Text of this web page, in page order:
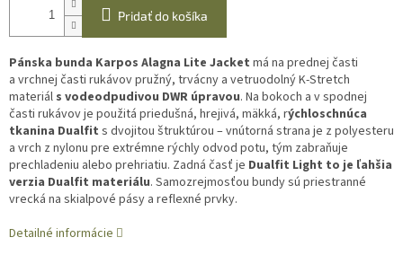
Pridať do košíka
Pánska bunda Karpos Alagna Lite Jacket má na prednej časti
a vrchnej časti rukávov pružný, trvácny a vetruodolný K-Stretch
materiál s vodeodpudivou DWR úpravou. Na bokoch a v spodnej
časti rukávov je použitá priedušná, hrejivá, mäkká, rýchloschnúca
tkanina Dualfit s dvojitou štruktúrou – vnútorná strana je z polyesteru
a vrch z nylonu pre extrémne rýchly odvod potu, tým zabraňuje
prechladeniu alebo prehriatiu. Zadná časť je Dualfit Light to je ľahšia
verzia Dualfit materiálu. Samozrejmosťou bundy sú priestranné
vrecká na skialpové pásy a reflexné prvky.
Detailné informácie